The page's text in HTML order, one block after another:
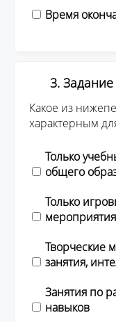
Время
3. Задание
Какое из
характерным
Только
общего
Только
мероприятия
Творческие
занятия,
Занятия по
навыков